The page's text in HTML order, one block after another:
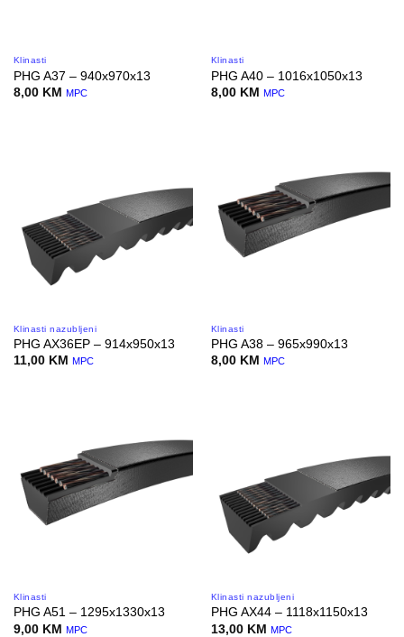
Klinasti
PHG A37 – 940x970x13
8,00 KM MPC
Klinasti
PHG A40 – 1016x1050x13
8,00 KM MPC
Klinasti nazubljeni
PHG AX36EP – 914x950x13
11,00 KM MPC
Klinasti
PHG A38 – 965x990x13
8,00 KM MPC
Klinasti
PHG A51 – 1295x1330x13
9,00 KM MPC
Klinasti nazubljeni
PHG AX44 – 1118x1150x13
13,00 KM MPC